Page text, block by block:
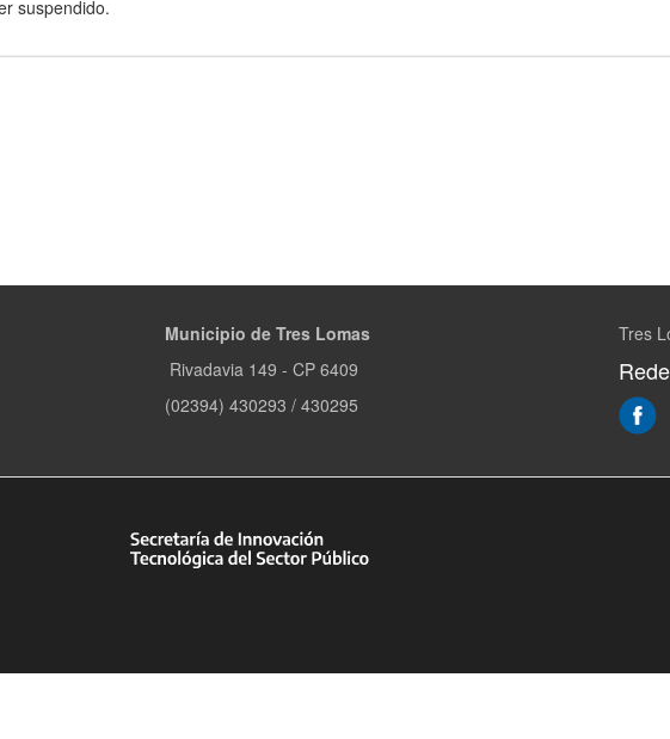
suspendido.
Municipio de Tres Lomas
Rivadavia 149 - CP 6409
(02394) 430293 / 430295
Tres